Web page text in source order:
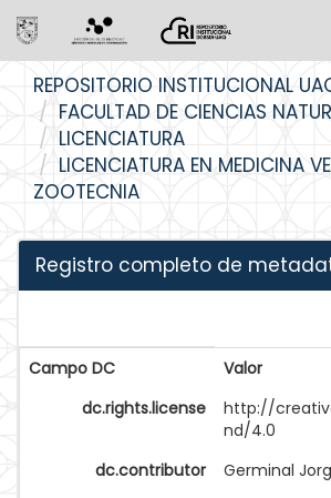
navigation
REPOSITORIO INSTITUCIONAL
FACULTAD DE CIENCIAS
LICENCIATURA
LICENCIATURA EN MEDICINA
ZOOTECNIA
Registro completo de
Campo DC
Valor
dc.rights.license
http://
nd/4.0
dc.contributor
Germinal